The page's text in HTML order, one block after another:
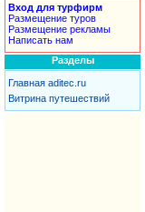
Вход для турфирм
Размещение туров
Размещение рекламы
Написать нам
Разделы
Главная aditec.ru
Витрина путешествий